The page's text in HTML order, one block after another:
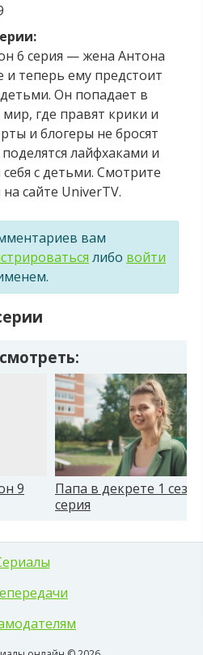
6 серия — жена Антона
теперь ему предстоит
Он попадает в
где правят крики и
и блогеры не бросят
лайфхаками и
с детьми. Смотрите
сайте UniverTV.
вам
либо войти
9
Папа в декрете 1
серия